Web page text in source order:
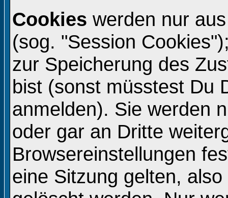
Cookies werden nur
(sog. "Session
zur Speicherung des
bist (sonst müsstest Du
anmelden). Sie werden
oder gar an Dritte
Browsereinstellungen
eine Sitzung gelten,